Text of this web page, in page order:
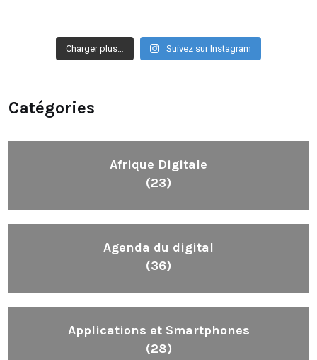
Charger plus… Suivez sur Instagram
Catégories
Afrique Digitale
(23)
Agenda du digital
(36)
Applications et Smartphones
(28)